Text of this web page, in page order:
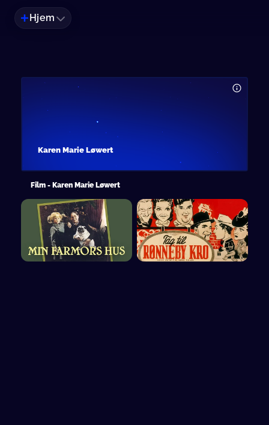
Hjem
Karen Marie Løwert
Film - Karen Marie Løwert